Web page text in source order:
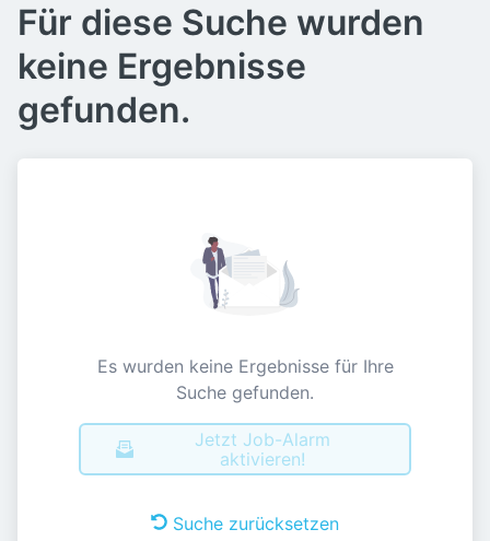
Für diese Suche wurden
keine Ergebnisse
gefunden.
Es wurden keine Ergebnisse für Ihre
Suche gefunden.
Jetzt Job-Alarm
aktivieren!
Suche zurücksetzen